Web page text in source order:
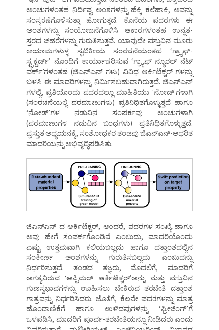
ಅಂಚುಗಳಂತಹ ನಿರ್ದಿಷ್ಟ ಅಂಶಗಳನ್ನು ಹೆಕ್ಕಿ ಕಲೆಹಾಕಿ, ಅವನ್ನು
ಸಂಸ್ಕರಣೆಗೊಳಿಸುತ್ತಾ ಹೋಗುತ್ತದೆ. ಕೊನೆಯ ಪದರಗಳು ಈ
ಅಂಶಗಳನ್ನು ಸಂಯೋಜನೆಗೊಳಿಸಿ ಆಕಾರಗಳಂತಹ ಉನ್ನತ-
ಸ್ತರದ ಚಹರೆಗಳನ್ನು ಗುರುತಿಸುತ್ತವೆ. ಯಾವುದೇ ವಸ್ತುವಿನ ಮೂರು
ಆಯಾಮಗಳುಳ್ಳ ಸ್ಫಟಿಕೀಯ ಸಂರಚನೆಯಂತಹ ‘ಗ್ರ್ಯಾಫ್-
ಸ್ಟ್ರಕ್ಚರ್ಡ್’ ನೊಂದಿಗೆ ಕಾರ್ಯಾಚರಿಸುವ ‘ಗ್ರ್ಯಾಫ್ ನ್ಯೂರಲ್ ನೆಟ್
ವರ್ಕ್’ಗಳಂತಹ (ಜಿಎನ್ಎನ್ ಗಳು) ವಿವಿಧ ಆರ್ಕಿಟೆಕ್ಚರ್ ಗಳನ್ನು
ಬಳಸಿ ಈ ಮಾದರಿಗಳನ್ನು ನಿರ್ಮಿಸಬಹುದಾಗಿರುತ್ತದೆ. ಜಿಎನ್ಎನ್
ಗಳಲ್ಲಿ, ಪ್ರತಿಯೊಂದು ಪದರದಲ್ಲೂ ಮಾಹಿತಿಯು ‘ನೋಡ್’ಗಳಾಗಿ
(ಸಂರಚನೆಯಲ್ಲಿ ಪರಮಾಣುಗಳು) ಪ್ರತಿನಿಧಿತಗೊಳ್ಳುತ್ತದೆ ಹಾಗೂ
‘ನೋಡ್’ಗಳ ನಡುವಿನ ಸಂಪರ್ಕವು ಅಂಚುಗಳಾಗಿ
(ಪರಮಾಣುಗಳ ನಡುವಿನ ಬಂಧಗಳು) ಪ್ರತಿನಿಧಿತಗೊಳ್ಳುತ್ತದೆ.
ಪ್ರಸ್ತುತ ಅಧ್ಯಯನಕ್ಕೆ, ಸಂಶೋಧಕರ ತಂಡವು ಜಿಎನ್ಎನ್-ಆಧರಿತ
ಮಾದರಿಯನ್ನು ಅಭಿವೃದ್ಧಿಪಡಿಸಿತು.
ಜಿಎನ್ಎನ್ ದ ಆರ್ಕಿಟೆಕ್ಚರ್, ಅಂದರೆ, ಪದರಗಳ ಸಂಖ್ಯೆ ಹಾಗೂ
ಅವು ಹೇಗೆ ಸಂಪರ್ಕಗೊಂಡಿವೆ ಎಂಬುದು, ಮಾದರಿಯೊಂದು
ಎಷ್ಟು ಉತ್ತಮವಾಗಿ ಕಲಿಯಬಲ್ಲದು ಹಾಗೂ ದತ್ತಾಂಶದಲ್ಲಿನ
ಸಂಕೀರ್ಣ ಅಂಶಗಳನ್ನು ಗುರುತಿಸಬಲ್ಲದು ಎಂಬುದನ್ನು
ನಿರ್ಧರಿಸುತ್ತದೆ. ತಂಡದ ತಜ್ಞರು, ಮೊದಲಿಗೆ, ಮಾದರಿಗೆ
ಅಗತ್ಯವಿರುವ ‘ಆಪ್ಟಿಮಲ್ ಆರ್ಕಿಟೆಕ್ಚರ್’ಅನ್ನು ಮತ್ತು ವಸ್ತುವಿನ
ಗುಣಸ್ವಭಾವಗಳನ್ನು ಊಹಿಸಲು ಬೇಕಿರುವ ತರಬೇತಿ ದತ್ತಾಂಶ
ಗಾತ್ರವನ್ನು ನಿರ್ಧರಿಸಿದರು. ಜೊತೆಗೆ, ಕೆಲವೇ ಪದರಗಳನ್ನು ಮಾತ್ರ
ಹೊಂದಾಣಿಕೆಗೆ ಹಾಗೂ ಉಳಿದವುಗಳನ್ನು ‘ಫ್ರೀಜಿಂಗ್’ಗೆ
ಒಳಪಡಿಸಿ, ಮಾದರಿಗೆ ಪೂರ್ವ-ತರಬೇತಿಯನ್ನೂ ನೀಡಿದರು ಎಂದು